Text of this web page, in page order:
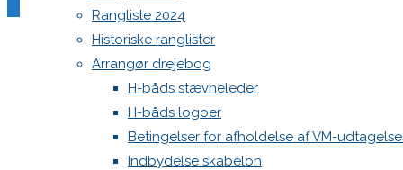
Rangliste 2024
Historiske ranglister
Arrangør drejebog
H-båds stævneleder
H-båds logoer
Betingelser for afholdelse af VM-
Indbydelse skabelon
dm2020_ss2 (156)
"dm2020_ss2
dm2020_ss2 (155)